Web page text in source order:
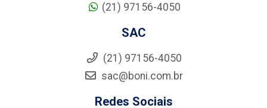
(21) 97156-4050
SAC
(21) 97156-4050
sac@boni.com.br
Redes Sociais